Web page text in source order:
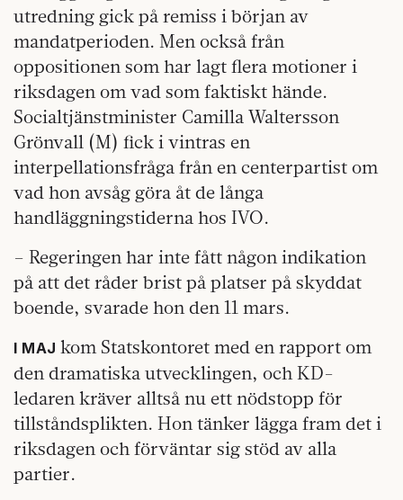
utredning gick på remiss i början av
mandatperioden. Men också från
oppositionen som har lagt flera motioner i
riksdagen om vad som faktiskt hände.
Socialtjänstminister Camilla Waltersson
Grönvall (M) fick i vintras en
interpellationsfråga från en centerpartist om
vad hon avsåg göra åt de långa
handläggningstiderna hos IVO.
– Regeringen har inte fått någon indikation
på att det råder brist på platser på skyddat
boende, svarade hon den 11 mars.
I MAJ kom Statskontoret med en rapport om
den dramatiska utvecklingen, och KD-
ledaren kräver alltså nu ett nödstopp för
tillståndsplikten. Hon tänker lägga fram det i
riksdagen och förväntar sig stöd av alla
partier.